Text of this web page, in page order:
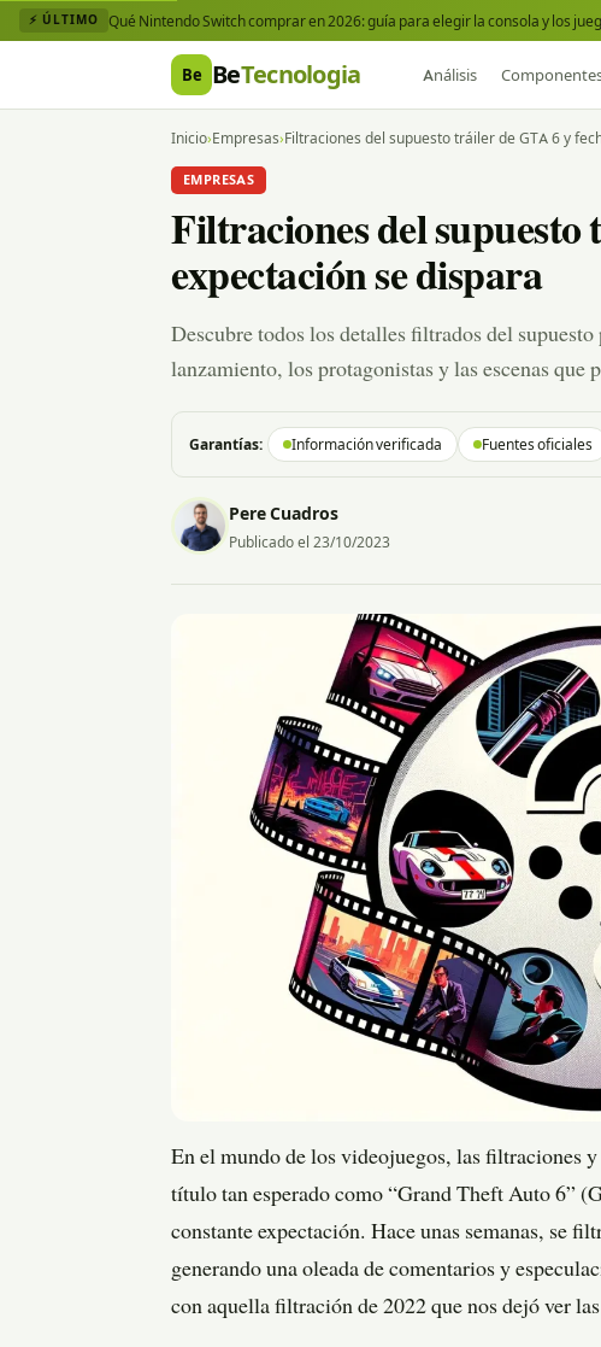
⚡ ÚLTIMO Qué Nintendo Switch comprar en 2026: guía para elegir la consola y los
Be BeTecnologia Análisis
Inicio›Empresas›Filtraciones del supuesto tráiler de GTA 6 y
EMPRESAS
Filtraciones del supuesto
expectación se dispara
Descubre todos los detalles filtrados del
lanzamiento, los protagonistas y las escenas que
Garantías: Información verificada Fuentes oficiales
Pere Cuadros
Publicado el 23/10/2023
En el mundo de los videojuegos, las filtraciones
título tan esperado como “Grand Theft Auto 6”
constante expectación. Hace unas semanas, se
generando una oleada de comentarios y
con aquella filtración de 2022 que nos dejó ver